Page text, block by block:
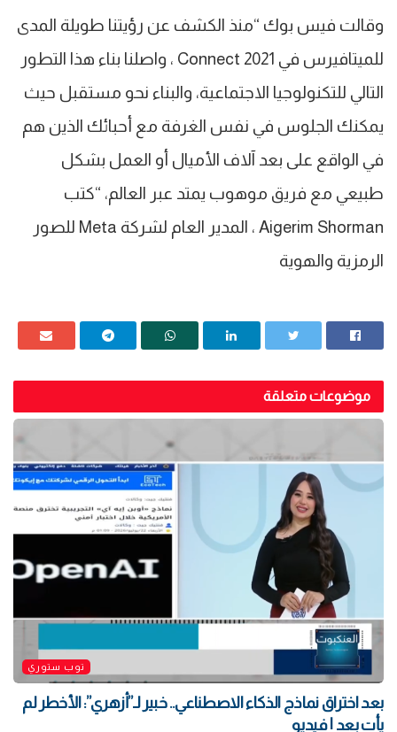
وقالت فيس بوك “منذ الكشف عن رؤيتنا طويلة المدى
للميتافيرس في Connect 2021 ، واصلنا بناء هذا التطور
التالي للتكنولوجيا الاجتماعية، والبناء نحو مستقبل حيث
يمكنك الجلوس في نفس الغرفة مع أحبائك الذين هم
في الواقع على بعد آلاف الأميال أو العمل بشكل
طبيعي مع فريق موهوب يمتد عبر العالم، “كتب
Aigerim Shorman ، المدير العام لشركة Meta للصور
الرمزية والهوية
موضوعات متعلقة
توب ستوري
بعد اختراق نماذج الذكاء الاصطناعي.. خبير لـ”أزهري”: الأخطر لم
يأتِ بعد | فيديو